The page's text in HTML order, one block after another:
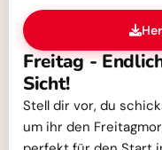
Freitag -
Sicht!
Stell dir vor, du
um ihr den